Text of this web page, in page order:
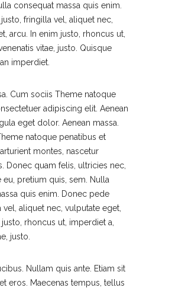
consequat massa quis enim.
fringilla vel, aliquet nec,
arcu. In enim justo, rhoncus ut,
vitae, justo. Quisque
imperdiet.
Cum sociis Theme natoque
adipiscing elit. Aenean
eget dolor. Aenean massa.
natoque penatibus et
montes, nascetur
Donec quam felis, ultricies nec,
pretium quis, sem. Nulla
quis enim. Donec pede
vel, aliquet nec, vulputate eget,
rhoncus ut, imperdiet a,
justo.
Nullam quis ante. Etiam sit
eros. Maecenas tempus, tellus